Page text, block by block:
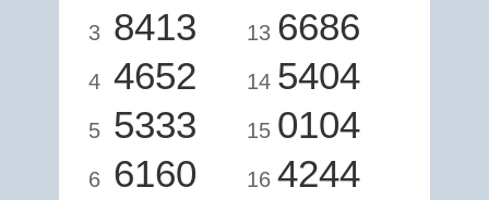
3 8413
4 4652
5 5333
6 6160
13 6686
14 5404
15 0104
16 4244